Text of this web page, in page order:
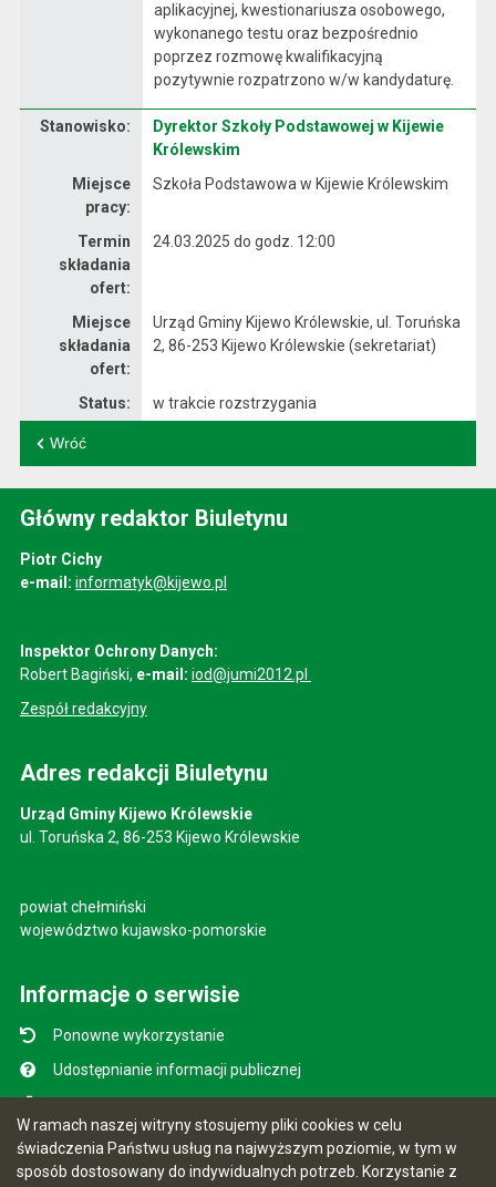
W ramach naszej witryny stosujemy pliki cookies w celu
świadczenia Państwu usług na najwyższym poziomie, w tym w
sposób dostosowany do indywidualnych potrzeb. Korzystanie z
aplikacyjnej, kwestionariusza osobowego,
wykonanego testu oraz bezpośrednio
poprzez rozmowę kwalifikacyjną
pozytywnie rozpatrzono w/w kandydaturę.
Stanowisko:
Dyrektor Szkoły Podstawowej w Kijewie
Królewskim
Miejsce
pracy:
Szkoła Podstawowa w Kijewie Królewskim
Termin
składania
ofert:
24.03.2025 do godz. 12:00
Miejsce
składania
ofert:
Urząd Gminy Kijewo Królewskie, ul. Toruńska
2, 86-253 Kijewo Królewskie (sekretariat)
Status: w trakcie rozstrzygania
Wróć
Główny redaktor Biuletynu
Piotr Cichy
e-mail: informatyk@kijewo.pl
Inspektor Ochrony Danych:
Robert Bagiński, e-mail: iod@jumi2012.pl
Zespół redakcyjny
Adres redakcji Biuletynu
Urząd Gminy Kijewo Królewskie
ul. Toruńska 2, 86-253 Kijewo Królewskie
powiat chełmiński
województwo kujawsko-pomorskie
Informacje o serwisie
Ponowne wykorzystanie
Udostępnianie informacji publicznej
Instrukcja obsługi
Statystyki oglądalności